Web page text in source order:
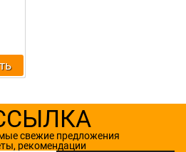
свежие предложения
рекомендации